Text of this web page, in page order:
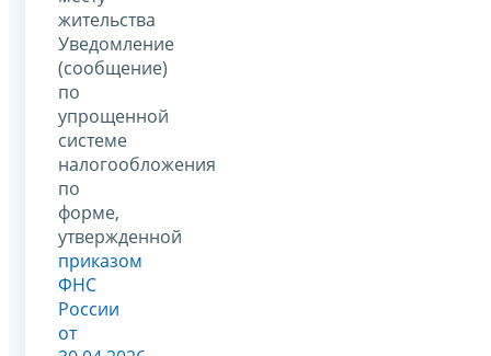
жительства
Уведомление
(сообщение)
по
упрощенной
системе
налогообложения
по
форме,
утвержденной
приказом
ФНС
России
от